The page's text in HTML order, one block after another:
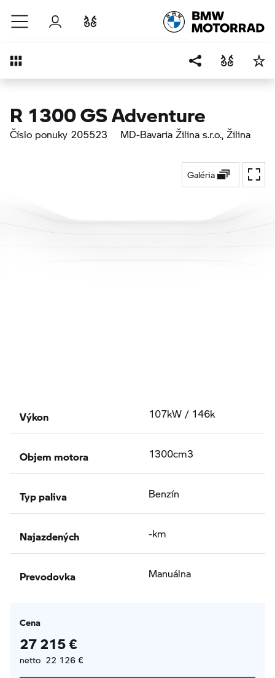
Prejsť na hlavný obsah
Prihlásenie
Prehľad
R 1300 GS Adventure
Číslo ponuky 205523 MD-Bavaria Žilina s.r.o., Žilina
Galéria
Na
Výkon 107kW / 146k
Objem motora 1300cm3
Typ paliva Benzín
Najazdených -km
Prevodovka Manuálna
Cena
27 215 €
netto 22 126 €